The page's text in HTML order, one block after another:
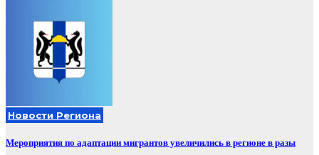
Новости Региона
Мероприятия по адаптации мигрантов увеличились в регионе в разы